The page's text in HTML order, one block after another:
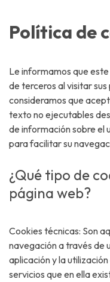
Política de
Le informamos que
de terceros al visitar
consideramos que
texto no ejecutables
de información sobre el
para facilitar su
¿Qué tipo de
página web?
Cookies técnicas: Son
navegación a través de
aplicación y la
servicios que en ella